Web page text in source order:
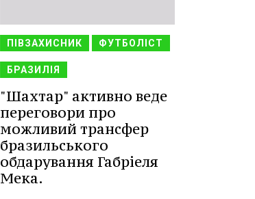
ПІВЗАХИСНИК ФУТБОЛІСТ
БРАЗИЛІЯ
"Шахтар" активно веде
переговори про
можливий трансфер
бразильського
обдарування Габріеля
Мека.